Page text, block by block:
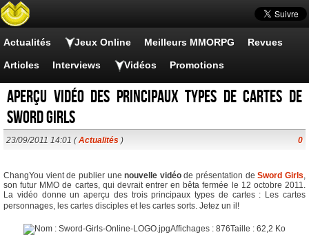
Actualités Jeux Online Meilleurs MMORPG Revues
Articles Interviews Vidéos Promotions
Aperçu vidéo des principaux types de cartes de
Sword Girls
23/09/2011 14:01 (Actualités ) 0
ChangYou vient de publier unenouvelle vidéode présentation deSword Girls,
son futur MMO de cartes, qui devrait entrer en bêta fermée le 12 octobre 2011.
La vidéo donne un aperçu des trois principaux types de cartes : Les cartes
personnages, les cartes disciples et les cartes sorts. Jetez un il!